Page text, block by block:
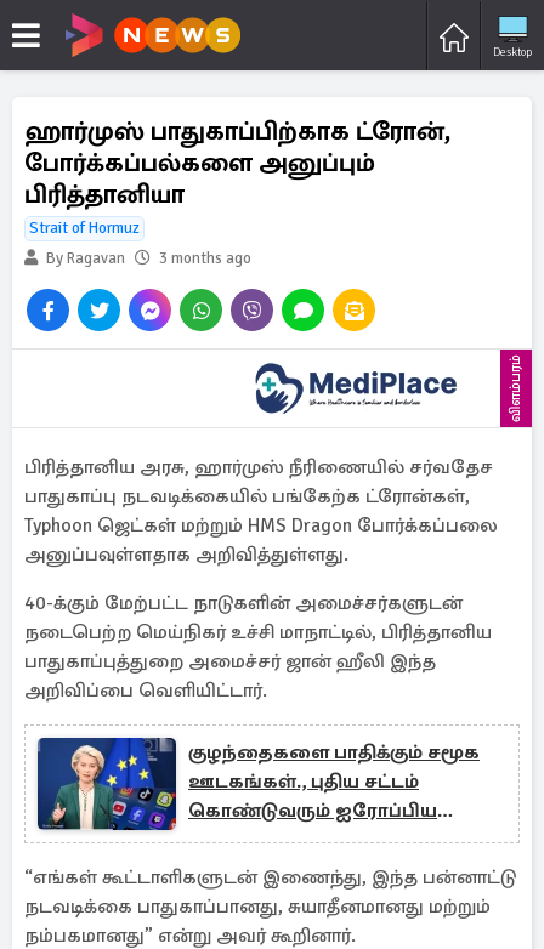
Desktop
ஹார்முஸ் பாதுகாப்பிற்காக ட்ரோன்,
போர்க்கப்பல்களை அனுப்பும்
பிரித்தானியா
Strait of Hormuz
By Ragavan
3 months ago
விளம்பரம்
பிரித்தானிய அரசு, ஹார்முஸ் நீரிணையில் சர்வதேச
பாதுகாப்பு நடவடிக்கையில் பங்கேற்க ட்ரோன்கள்,
Typhoon ஜெட்கள் மற்றும் HMS Dragon போர்க்கப்பலை
அனுப்பவுள்ளதாக அறிவித்துள்ளது.
40-க்கும் மேற்பட்ட நாடுகளின் அமைச்சர்களுடன்
நடைபெற்ற மெய்நிகர் உச்சி மாநாட்டில், பிரித்தானிய
பாதுகாப்புத்துறை அமைச்சர் ஜான் ஹீலி இந்த
அறிவிப்பை வெளியிட்டார்.
குழந்தைகளை பாதிக்கும் சமூக
ஊடகங்கள்., புதிய சட்டம்
கொண்டுவரும் ஐரோப்பிய
ஒன்றியம்
“எங்கள் கூட்டாளிகளுடன் இணைந்து, இந்த பன்னாட்டு
நடவடிக்கை பாதுகாப்பானது, சுயாதீனமானது மற்றும்
நம்பகமானது” என்று அவர் கூறினார்.